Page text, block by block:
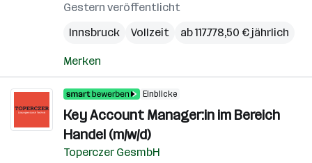
Gestern veröffentlicht
Innsbruck
Vollzeit ab 117.778,50 € jährlich
Merken
Einblicke
Key Account Manager:in im Bereich
Handel (m/w/d)
Toperczer GesmbH